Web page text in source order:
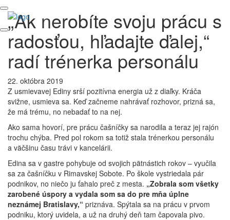
„Ak nerobíte svoju prácu s
radosťou, hľadajte ďalej,“
radí trénerka personálu
22. októbra 2019
Z usmievavej Ediny srší pozitívna energia už z diaľky. Kráča
svižne, usmieva sa. Keď začneme nahrávať rozhovor, prizná sa,
že má trému, no nebadať to na nej.
Ako sama hovorí, pre prácu čašníčky sa narodila a teraz jej rajón
trochu chýba. Pred pol rokom sa totiž stala trénerkou personálu
a väčšinu času trávi v kancelárii.
Edina sa v gastre pohybuje od svojich pätnástich rokov – vyučila
sa za čašníčku v Rimavskej Sobote. Po škole vystriedala pár
podnikov, no niečo ju ťahalo preč z mesta. „Zobrala som všetky
zarobené úspory a vydala som sa do pre mňa úplne
neznámej Bratislavy,“ priznáva. Spýtala sa na prácu v prvom
podniku, ktorý uvidela, a už na druhý deň tam čapovala pivo.